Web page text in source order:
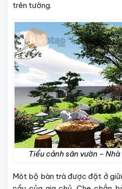
trên tường.
Tiểu cảnh sân vườn –
Môt bộ bàn trà được đặt ở